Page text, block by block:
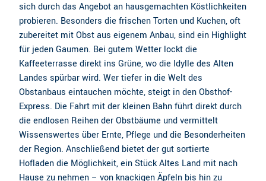
sich durch das Angebot an hausgemachten Köstlichkeiten
probieren. Besonders die frischen Torten und Kuchen, oft
zubereitet mit Obst aus eigenem Anbau, sind ein Highlight
für jeden Gaumen. Bei gutem Wetter lockt die
Kaffeeterrasse direkt ins Grüne, wo die Idylle des Alten
Landes spürbar wird. Wer tiefer in die Welt des
Obstanbaus eintauchen möchte, steigt in den Obsthof-
Express. Die Fahrt mit der kleinen Bahn führt direkt durch
die endlosen Reihen der Obstbäume und vermittelt
Wissenswertes über Ernte, Pflege und die Besonderheiten
der Region. Anschließend bietet der gut sortierte
Hofladen die Möglichkeit, ein Stück Altes Land mit nach
Hause zu nehmen – von knackigen Äpfeln bis hin zu